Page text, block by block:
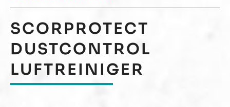
SCORPROTECT
DUSTCONTROL
LUFTREINIGER